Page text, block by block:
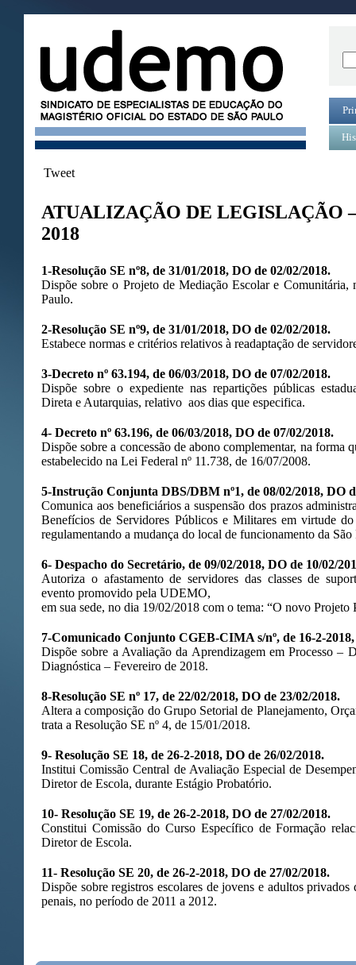
Tweet
ATUALIZAÇÃO DE LEGISLAÇÃO
2018
1-Resolução SE nº8, de 31/01/2018, DO de 02/02/2018.
Dispõe sobre o Projeto de Mediação Escolar e Comunitária,
Paulo.
2-Resolução SE nº9, de 31/01/2018, DO de 02/02/2018.
Estabece normas e critérios relativos à readaptação de
3-Decreto nº 63.194, de 06/03/2018, DO de 07/02/2018.
Dispõe sobre o expediente nas repartições públicas
Direta e Autarquias, relativo aos dias que especifica.
4- Decreto nº 63.196, de 06/03/2018, DO de 07/02/2018.
Dispõe sobre a concessão de abono complementar, na forma
estabelecido na Lei Federal nº 11.738, de 16/07/2008.
5-Instrução Conjunta DBS/DBM nº1, de 08/02/2018, DO
Comunica aos beneficiários a suspensão dos prazos
Benefícios de Servidores Públicos e Militares em virtude
regulamentando a mudança do local de funcionamento da
6- Despacho do Secretário, de 09/02/2018, DO de 10/02/
Autoriza o afastamento de servidores das classes de
evento promovido pela UDEMO,
em sua sede, no dia 19/02/2018 com o tema: “O novo Projeto
7-Comunicado Conjunto CGEB-CIMA s/nº, de 16-2-2018,
Dispõe sobre a Avaliação da Aprendizagem em Processo –
Diagnóstica – Fevereiro de 2018.
8-Resolução SE nº 17, de 22/02/2018, DO de 23/02/2018.
Altera a composição do Grupo Setorial de Planejamento,
trata a Resolução SE nº 4, de 15/01/2018.
9- Resolução SE 18, de 26-2-2018, DO de 26/02/2018.
Institui Comissão Central de Avaliação Especial de
Diretor de Escola, durante Estágio Probatório.
10- Resolução SE 19, de 26-2-2018, DO de 27/02/2018.
Constitui Comissão do Curso Específico de Formação
Diretor de Escola.
11- Resolução SE 20, de 26-2-2018, DO de 27/02/2018.
Dispõe sobre registros escolares de jovens e adultos privados
penais, no período de 2011 a 2012.